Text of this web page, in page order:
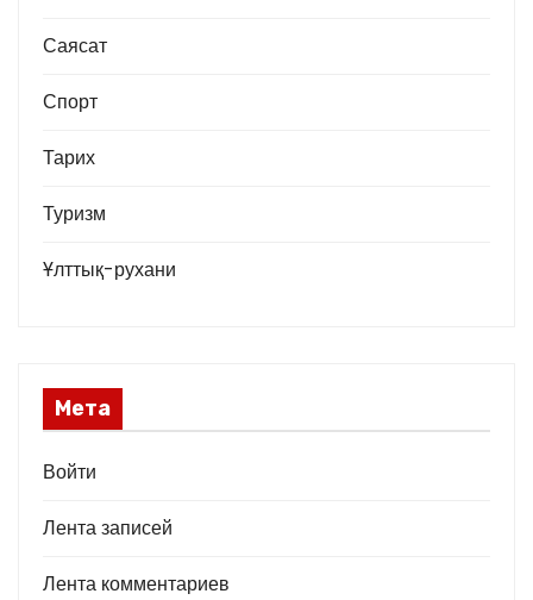
Саясат
Спорт
Тарих
Туризм
Ұлттық-рухани
Мета
Войти
Лента записей
Лента комментариев